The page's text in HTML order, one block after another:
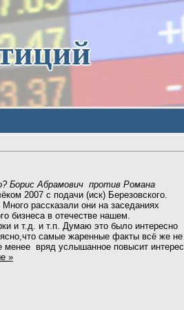
Борис Абрамович против Романа
2007 с подачи (иск) Березовского.
рассказали они на заседаниях
бизнеса в отечестве нашем.
и т.д. и т.п. Думаю это было интересно
самые жаренные факты всё же не
менее вряд услышанное повысит интерес
»